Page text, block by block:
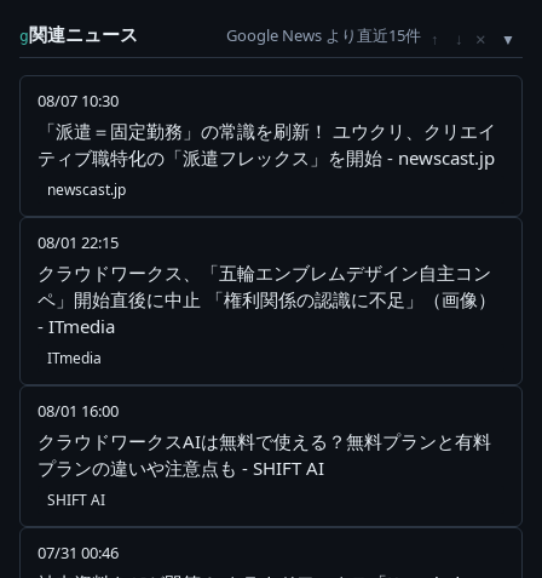
g関連ニュース Google News より直近15件 ↑ ↓ ×
08/07 10:30
「派遣＝固定勤務」の常識を刷新！ ユウクリ、クリエイ
ティブ職特化の「派遣フレックス」を開始 - newscast.jp
newscast.jp
08/01 22:15
クラウドワークス、「五輪エンブレムデザイン自主コン
ペ」開始直後に中止 「権利関係の認識に不足」（画像）
- ITmedia
ITmedia
08/01 16:00
クラウドワークスAIは無料で使える？無料プランと有料
プランの違いや注意点も - SHIFT AI
SHIFT AI
07/31 00:46